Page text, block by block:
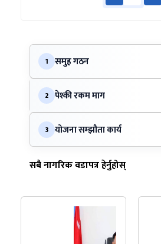
1 समुह गठन
2 पेश्की रकम माग
3 योजना सम्झौता कार्य
सबै नागरिक वडापत्र हेर्नुहोस्